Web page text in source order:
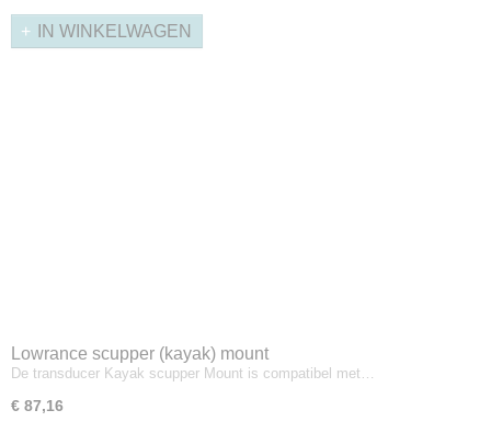
IN WINKELWAGEN
Lowrance scupper (kayak) mount
De transducer Kayak scupper Mount is compatibel met…
€ 87,16